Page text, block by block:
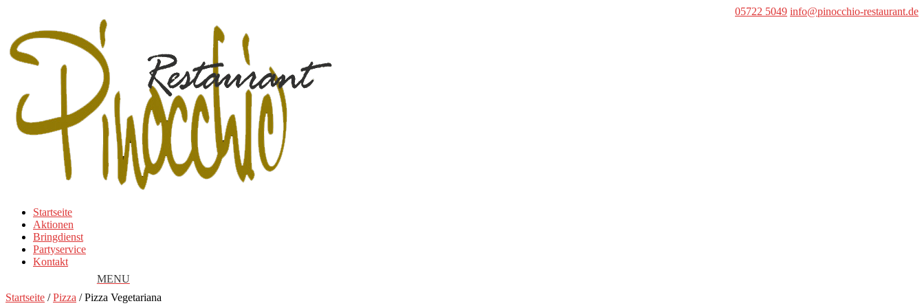
05722 5049 info@pinocchio-restaurant.de
Startseite
Aktionen
Bringdienst
Partyservice
Kontakt
Startseite /Pizza / Pizza Vegetariana